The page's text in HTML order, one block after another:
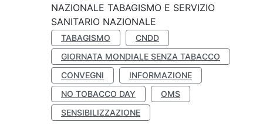
NAZIONALE TABAGISMO E SERVIZIO
SANITARIO NAZIONALE
TABAGISMO
CNDD
GIORNATA MONDIALE SENZA TABACCO
CONVEGNI
INFORMAZIONE
NO TOBACCO DAY
OMS
SENSIBILIZZAZIONE